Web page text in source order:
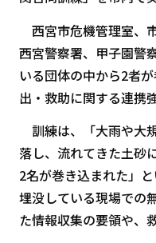
西宮市危機管理室、
西宮警察署、甲子園警
いる団体の中から2者
出・救助に関する連携
訓練は、「大雨や大
落し、流れてきた土砂
2名が巻き込まれた」
埋没している現場での
た情報収集の要領や、